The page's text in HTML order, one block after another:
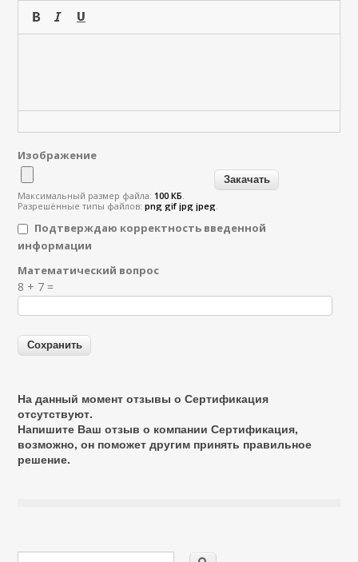
Изображение
Максимальный размер файла:100 КБ.
Разрешённые типы файлов:png gif jpg jpeg.
Подтверждаю корректность введенной
информации
Я спамер
Математический вопрос
8 + 7 =
На данный момент отзывы о Сертификация
отсутствуют.
Напишите Ваш отзыв о компании Сертификация,
возможно, он поможет другим принять правильное
решение.